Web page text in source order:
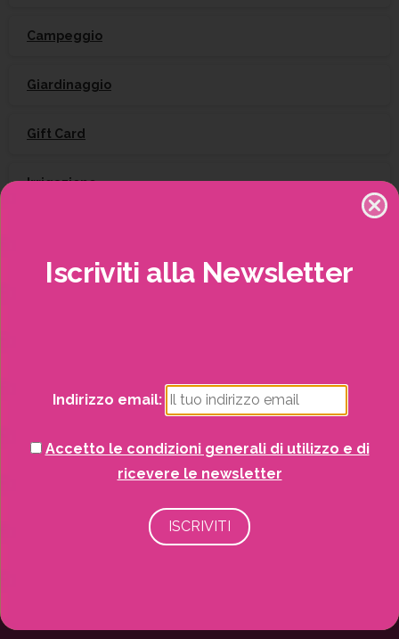
Campeggio
Giardinaggio
Gift Card
Irrigazione
Piante
Strutture da esterno
Iscriviti alla Newsletter
Indirizzo email:
Accetto le condizioni generali di utilizzo e di
ricevere le newsletter